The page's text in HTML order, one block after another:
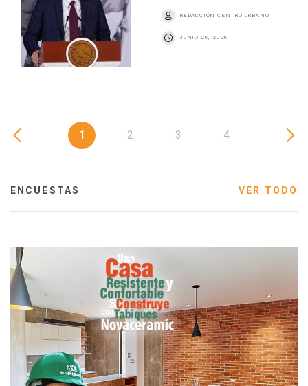
REDACCIÓN CENTRO URBANO
JUNIO 26, 2026
1 2 3 4
ENCUESTAS VER TODO